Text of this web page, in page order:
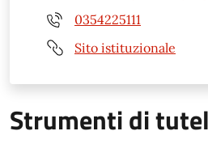
0354225111
Sito istituzionale
Strumenti di